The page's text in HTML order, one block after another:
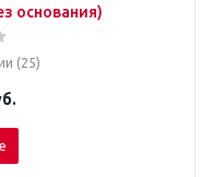
1600*2000 (без основания)
(25)